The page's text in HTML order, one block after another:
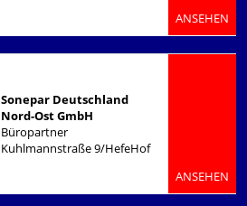
ANSEHEN
Sonepar Deutschland
Nord-Ost GmbH
Büropartner
Kuhlmannstraße 9/HefeHof
ANSEHEN